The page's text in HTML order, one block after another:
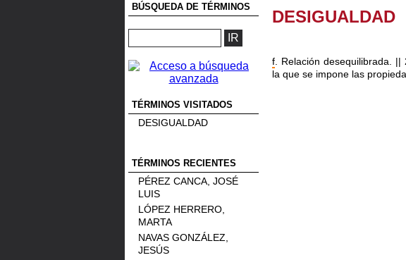
BÚSQUEDA DE TÉRMINOS
TÉRMINOS VISITADOS
DESIGUALDAD
TÉRMINOS RECIENTES
PÉREZ CANCA, JOSÉ
LUIS
LÓPEZ HERRERO,
MARTA
NAVAS GONZÁLEZ,
JESÚS
DESIGUALDAD
f . Relación desequilibrada. ||
la que se impone las